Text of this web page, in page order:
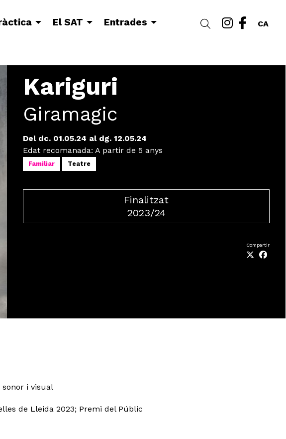
CA
Link a
Link
Cercar
El SAT Entrades
Kariguri
Giramagic
Del dc. 01.05.24 al dg. 12.05.24
Edat recomanada: A partir de 5 anys
Familiar Teatre
Finalitzat
2023/24
Compartir
i visual
de Lleida 2023; Premi del Públic